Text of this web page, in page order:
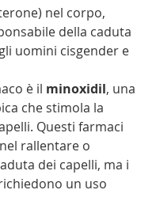
nel corpo,
della caduta
uomini cisgender e
è il minoxidil, una
che stimola la
Questi farmaci
rallentare o
dei capelli, ma i
un uso